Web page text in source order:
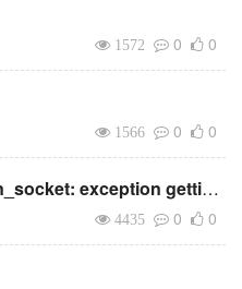
1572 0 0
1566 0 0
ceph增加mon节点报错admin_socket: exception getting command descriptions: [Errno 2] No such file or directory
4435 0 0